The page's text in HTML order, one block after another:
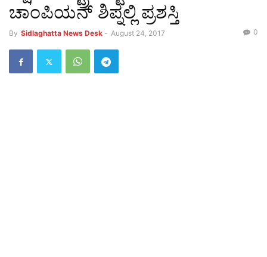
ಚಾಂಪಿಯನ್ ಶಿಪ್ನಲ್ಲಿ ಪ್ರಶಸ್ತಿ
By Sidlaghatta News Desk - August 24, 2017 0